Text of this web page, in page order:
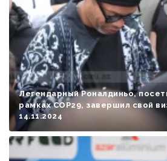
Легендарный Роналдиньо,
рамках COP29, завершил свой
14.11.2024